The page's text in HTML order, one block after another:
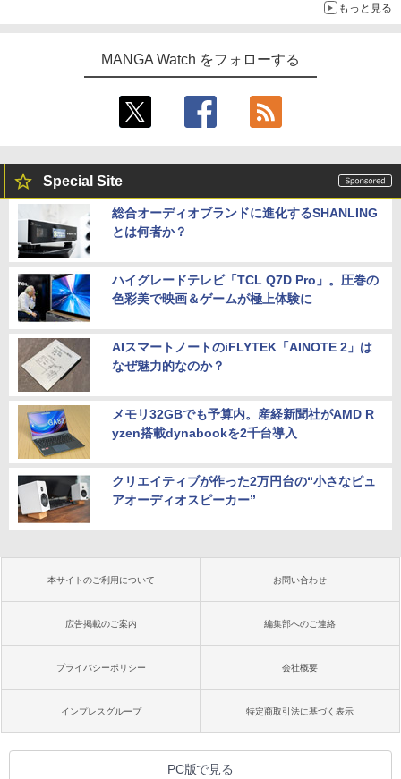
もっと見る
MANGA Watch をフォローする
Special Site
総合オーディオブランドに進化するSHANLING
とは何者か？
ハイグレードテレビ「TCL Q7D Pro」。圧巻の
色彩美で映画＆ゲームが極上体験に
AIスマートノートのiFLYTEK「AINOTE 2」は
なぜ魅力的なのか？
メモリ32GBでも予算内。産経新聞社がAMD R
yzen搭載dynabookを2千台導入
クリエイティブが作った2万円台の“小さなピュ
アオーディオスピーカー”
本サイトのご利用について お問い合わせ
広告掲載のご案内 編集部へのご連絡
プライバシーポリシー 会社概要
インプレスグループ 特定商取引法に基づく表示
PC版で見る